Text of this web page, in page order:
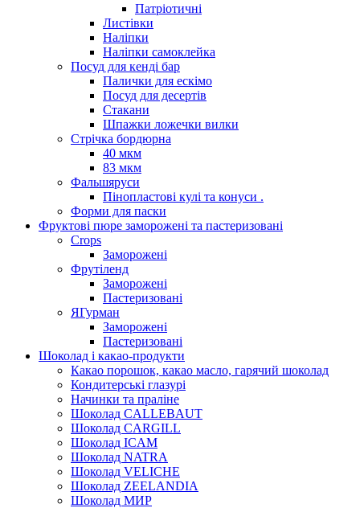
Патріотичні
Листівки
Наліпки
Наліпки самоклейка
Посуд для кенді бар
Палички для ескімо
Посуд для десертів
Стакани
Шпажки ложечки вилки
Стрічка бордюрна
40 мкм
83 мкм
Фальшяруси
Пінопластові кулі та конуси .
Форми для паски
Фруктові пюре заморожені та пастеризовані
Crops
Заморожені
Фрутіленд
Заморожені
Пастеризовані
ЯГурман
Заморожені
Пастеризовані
Шоколад і какао-продукти
Какао порошок, какао масло, гарячий шоколад
Кондитерські глазурі
Начинки та праліне
Шоколад CALLEBAUT
Шоколад CARGILL
Шоколад ICAM
Шоколад NATRA
Шоколад VELICHE
Шоколад ZEELANDIA
Шоколад МИР